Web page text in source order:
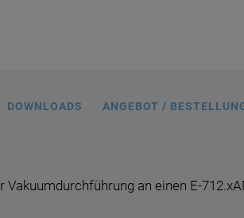
DOWNLOADS ANGEBOT /
an einen E-